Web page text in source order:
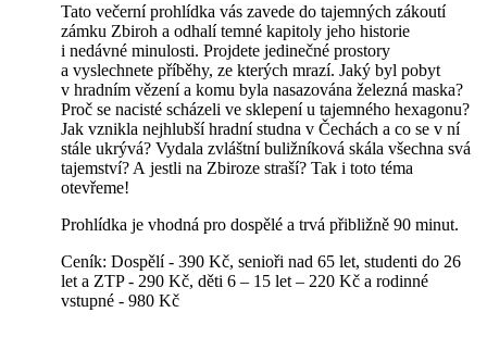
Tato večerní prohlídka vás zavede do tajemných zákoutí
zámku Zbiroh a odhalí temné kapitoly jeho historie
i nedávné minulosti. Projdete jedinečné prostory
a vyslechnete příběhy, ze kterých mrazí. Jaký byl pobyt
v hradním vězení a komu byla nasazována železná maska?
Proč se nacisté scházeli ve sklepení u tajemného hexagonu?
Jak vznikla nejhlubší hradní studna v Čechách a co se v ní
stále ukrývá? Vydala zvláštní buližníková skála všechna svá
tajemství? A jestli na Zbiroze straší? Tak i toto téma
otevřeme!
Prohlídka je vhodná pro dospělé a trvá přibližně 90 minut.
Ceník: Dospělí - 390 Kč, senioři nad 65 let, studenti do 26
let a ZTP - 290 Kč, děti 6 – 15 let – 220 Kč a rodinné
vstupné - 980 Kč